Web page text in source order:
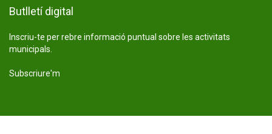
Butlletí digital
Inscriu-te per rebre informació puntual sobre les activitats
municipals.
Subscriure'm